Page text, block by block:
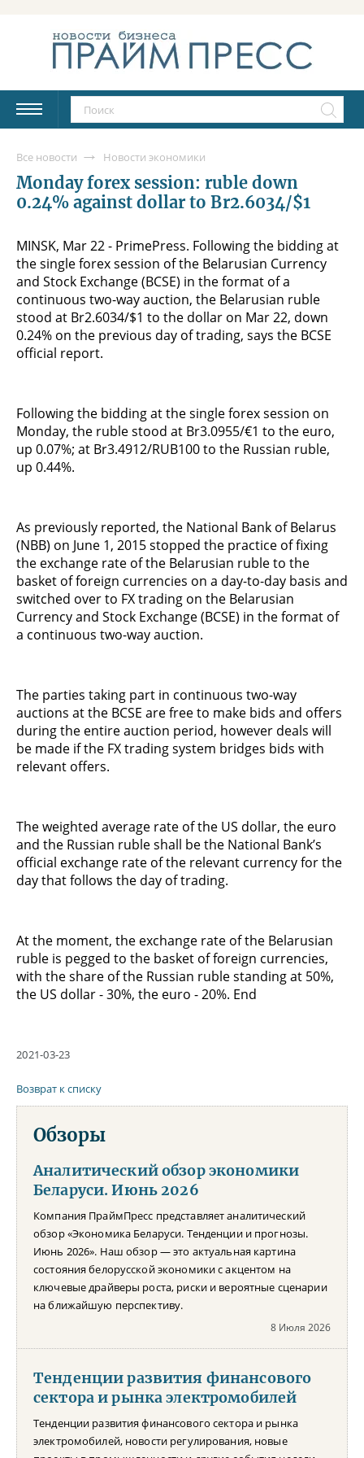
Все новости Новости экономики
Monday forex session: ruble down
0.24% against dollar to Br2.6034/$1
MINSK, Mar 22 - PrimePress. Following the bidding at
the single forex session of the Belarusian Currency
and Stock Exchange (BCSE) in the format of a
continuous two-way auction, the Belarusian ruble
stood at Br2.6034/$1 to the dollar on Mar 22, down
0.24% on the previous day of trading, says the BCSE
official report.
Following the bidding at the single forex session on
Monday, the ruble stood at Br3.0955/€1 to the euro,
up 0.07%; at Br3.4912/RUB100 to the Russian ruble,
up 0.44%.
As previously reported, the National Bank of Belarus
(NBB) on June 1, 2015 stopped the practice of fixing
the exchange rate of the Belarusian ruble to the
basket of foreign currencies on a day-to-day basis and
switched over to FX trading on the Belarusian
Currency and Stock Exchange (BCSE) in the format of
a continuous two-way auction.
The parties taking part in continuous two-way
auctions at the BCSE are free to make bids and offers
during the entire auction period, however deals will
be made if the FX trading system bridges bids with
relevant offers.
The weighted average rate of the US dollar, the euro
and the Russian ruble shall be the National Bank’s
official exchange rate of the relevant currency for the
day that follows the day of trading.
At the moment, the exchange rate of the Belarusian
ruble is pegged to the basket of foreign currencies,
with the share of the Russian ruble standing at 50%,
the US dollar - 30%, the euro - 20%. End
2021-03-23
Возврат к списку
Обзоры
Аналитический обзор экономики
Беларуси. Июнь 2026
Компания ПраймПресс представляет аналитический
обзор «Экономика Беларуси. Тенденции и прогнозы.
Июнь 2026». Наш обзор — это актуальная картина
состояния белорусской экономики с акцентом на
ключевые драйверы роста, риски и вероятные сценарии
на ближайшую перспективу.
8 Июля 2026
Тенденции развития финансового
сектора и рынка электромобилей
Тенденции развития финансового сектора и рынка
электромобилей, новости регулирования, новые